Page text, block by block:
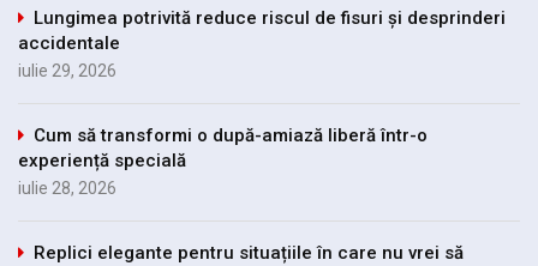
Lungimea potrivită reduce riscul de fisuri și desprinderi
accidentale
iulie 29, 2026
Cum să transformi o după-amiază liberă într-o
experiență specială
iulie 28, 2026
Replici elegante pentru situațiile în care nu vrei să